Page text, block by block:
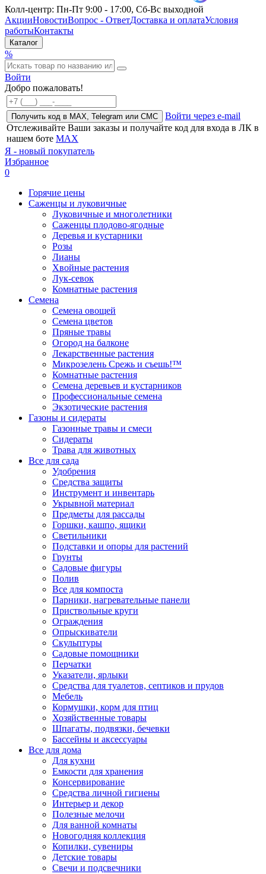
Колл-центр: Пн-Пт 9:00 - 17:00, Сб-Вс выходной
АкцииНовостиВопрос - ОтветДоставка и оплатаУсловия
работыКонтакты
Каталог
%
Войти
Добро пожаловать!
Получить код в MAX, Telegram или СМС
Войти через e-mail
Отслеживайте Ваши заказы и получайте код для входа в ЛК в
нашем боте MAX
Я - новый покупатель
Избранное
0
Горячие цены
Саженцы и луковичные
Луковичные и многолетники
Саженцы плодово-ягодные
Деревья и кустарники
Розы
Лианы
Хвойные растения
Лук-севок
Комнатные растения
Семена
Семена овощей
Семена цветов
Пряные травы
Огород на балконе
Лекарственные растения
Микрозелень Срежь и съешь!™
Комнатные растения
Семена деревьев и кустарников
Профессиональные семена
Экзотические растения
Газоны и сидераты
Газонные травы и смеси
Сидераты
Трава для животных
Все для сада
Удобрения
Средства защиты
Инструмент и инвентарь
Укрывной материал
Предметы для рассады
Горшки, кашпо, ящики
Светильники
Подставки и опоры для растений
Грунты
Садовые фигуры
Полив
Все для компоста
Парники, нагревательные панели
Приствольные круги
Ограждения
Опрыскиватели
Скульптуры
Садовые помощники
Перчатки
Указатели, ярлыки
Средства для туалетов, септиков и прудов
Мебель
Кормушки, корм для птиц
Хозяйственные товары
Шпагаты, подвязки, бечевки
Бассейны и аксессуары
Все для дома
Для кухни
Емкости для хранения
Консервирование
Средства личной гигиены
Интерьер и декор
Полезные мелочи
Для ванной комнаты
Новогодняя коллекция
Копилки, сувениры
Детские товары
Свечи и подсвечники